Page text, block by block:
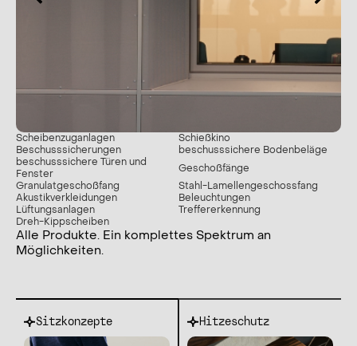
Scheibenzuganlagen
Schießkino
Beschusssicherungen
beschusssichere Bodenbeläge
beschusssichere Türen und
Fenster
Geschoßfänge
Granulatgeschoßfang
Stahl-Lamellengeschossfang
Akustikverkleidungen
Beleuchtungen
Lüftungsanlagen
Treffererkennung
Dreh-Kippscheiben
Alle Produkte. Ein komplettes Spektrum an
Möglichkeiten.
Sitzkonzepte Hitzeschutz